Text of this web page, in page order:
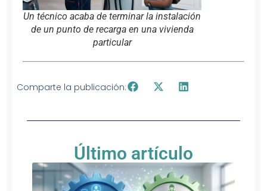
Un técnico acaba de terminar la instalación
de un punto de recarga en una vivienda
particular
Comparte la publicación:
Último artículo